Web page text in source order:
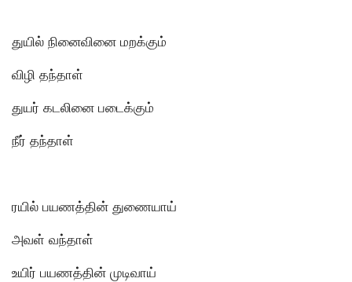
துயில் நினைவினை மறக்கும்
விழி தந்தாள்
துயர் கடலினை படைக்கும்
நீர் தந்தாள்
ரயில் பயணத்தின் துணையாய்
அவள் வந்தாள்
உயிர் பயணத்தின் முடிவாய்